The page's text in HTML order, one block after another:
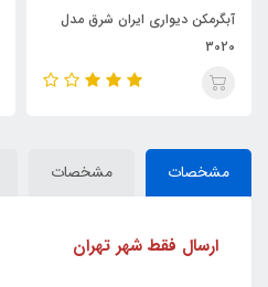
آبگرمکن دیواری ایران شرق مدل
3020
مشخصات مشخصات
ارسال فقط شهر تهران